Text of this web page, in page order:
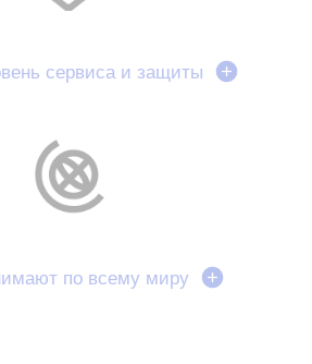
сервиса и защиты
по всему миру